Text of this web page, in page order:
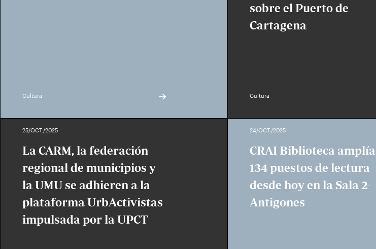
Cultura
sobre el Puerto de
Cartagena
Cultura
25/OCT./2025
La CARM, la federación
regional de municipios y
la UMU se adhieren a la
plataforma UrbActivistas
impulsada por la UPCT
24/OCT./2025
CRAI Biblioteca amplía
134 puestos de lectura
desde hoy en la Sala 2-
Antigones